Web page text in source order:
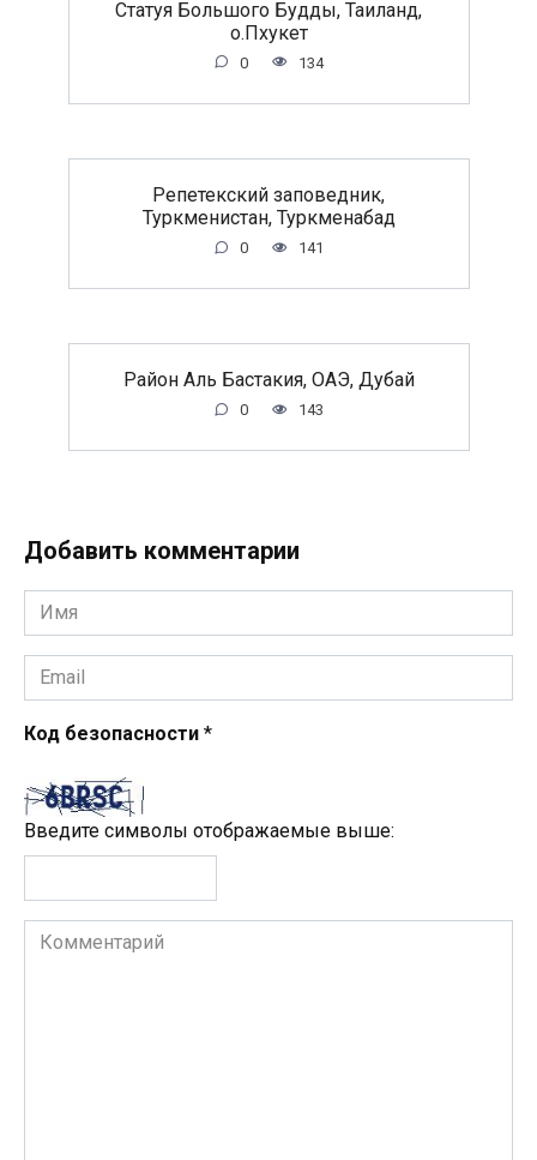
Статуя Большого Будды, Таиланд,
о.Пхукет
0 134
Репетекский заповедник,
Туркменистан, Туркменабад
0 141
Район Аль Бастакия, ОАЭ, Дубай
0 143
Добавить комментарии
Имя
*
Email
*
Код безопасности *
Введите символы отображаемые выше:
Комментарий